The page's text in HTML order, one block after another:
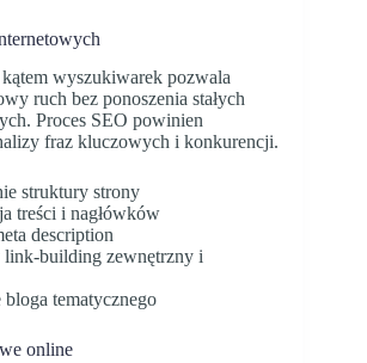
wyszukiwarek pozwala
ruch bez ponoszenia stałych
Proces SEO powinien
fraz kluczowych i konkurencji.
struktury strony
treści i nagłówków
description
link-building zewnętrzny i
bloga tematycznego
online